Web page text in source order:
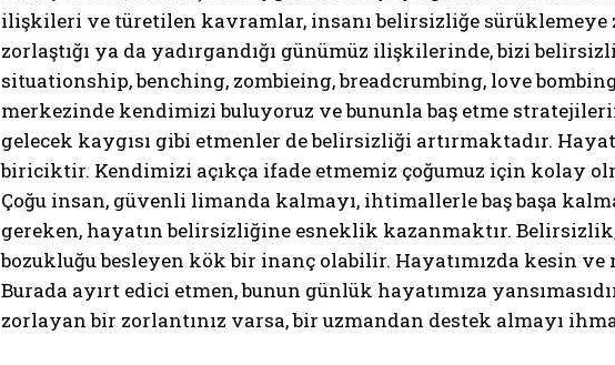
ilişkileri ve türetilen kavramlar, insanı belirsizliğe sürüklemeye
zorlaştığı ya da yadırgandığı günümüz ilişkilerinde, bizi
situationship, benching, zombieing, breadcrumbing, love
merkezinde kendimizi buluyoruz ve bununla baş etme
gelecek kaygısı gibi etmenler de belirsizliği artırmaktadır.
biriciktir. Kendimizi açıkça ifade etmemiz çoğumuz için kolay
Çoğu insan, güvenli limanda kalmayı, ihtimallerle baş başa
gereken, hayatın belirsizliğine esneklik kazanmaktır.
bozukluğu besleyen kök bir inanç olabilir. Hayatımızda kesin
Burada ayırt edici etmen, bunun günlük hayatımıza
zorlayan bir zorlantınız varsa, bir uzmandan destek almayı